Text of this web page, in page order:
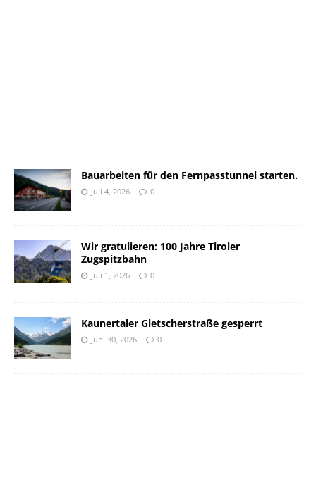
Bauarbeiten für den Fernpasstunnel starten.
Juli 4, 2026 0
Wir gratulieren: 100 Jahre Tiroler
Zugspitzbahn
Juli 1, 2026 0
Kaunertaler Gletscherstraße gesperrt
Juni 30, 2026 0